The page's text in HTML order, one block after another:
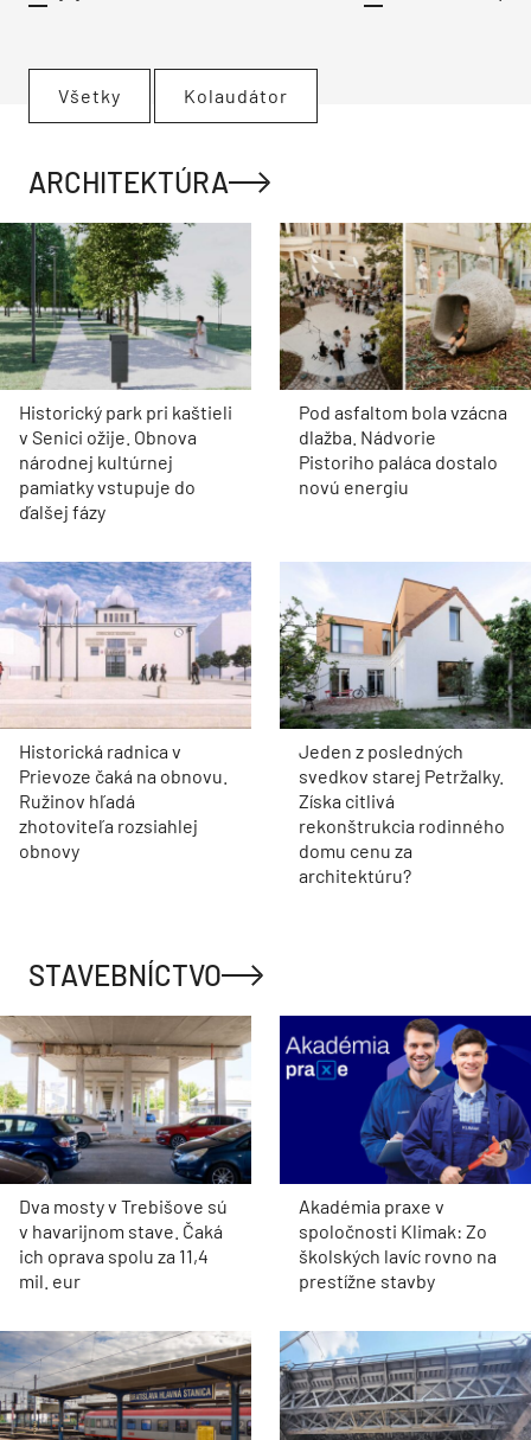
Všetky Kolaudátor
ARCHITEKTÚRA
Historický park pri kaštieli
v Senici ožije. Obnova
národnej kultúrnej
pamiatky vstupuje do
ďalšej fázy
Pod asfaltom bola vzácna
dlažba. Nádvorie
Pistoriho paláca dostalo
novú energiu
Historická radnica v
Prievoze čaká na obnovu.
Ružinov hľadá
zhotoviteľa rozsiahlej
obnovy
Jeden z posledných
svedkov starej Petržalky.
Získa citlivá
rekonštrukcia rodinného
domu cenu za
architektúru?
STAVEBNÍCTVO
Dva mosty v Trebišove sú
v havarijnom stave. Čaká
ich oprava spolu za 11,4
mil. eur
Akadémia praxe v
spoločnosti Klimak: Zo
školských lavíc rovno na
prestížne stavby